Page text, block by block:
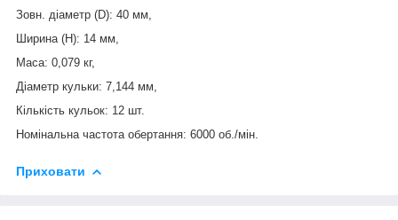
Зовн. діаметр (D): 40 мм,
Ширина (H): 14 мм,
Маса: 0,079 кг,
Діаметр кульки: 7,144 мм,
Кількість кульок: 12 шт.
Номінальна частота обертання: 6000 об./мін.
Приховати